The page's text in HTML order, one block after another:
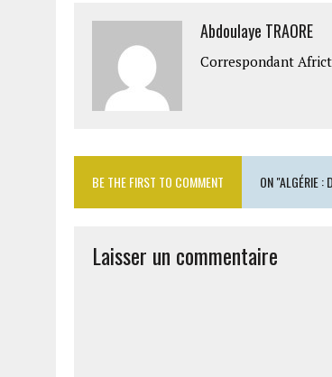
Abdoulaye TRAORE
Correspondant
BE THE FIRST TO COMMENT ON "ALGÉRIE :
Laisser un commentaire